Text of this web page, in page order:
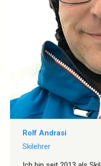
Rolf Andrasi
Skilehrer